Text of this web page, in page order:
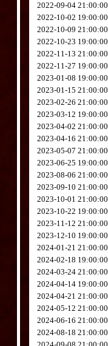
2022-09-04 21:00:00
2022-10-02 19:00:00
2022-10-09 21:00:00
2022-10-23 19:00:00
2022-11-13 21:00:00
2022-11-27 19:00:00
2023-01-08 19:00:00
2023-01-15 21:00:00
2023-02-26 21:00:00
2023-03-12 19:00:00
2023-04-02 21:00:00
2023-04-16 21:00:00
2023-05-07 21:00:00
2023-06-25 19:00:00
2023-08-06 21:00:00
2023-09-10 21:00:00
2023-10-01 21:00:00
2023-10-22 19:00:00
2023-11-12 21:00:00
2023-12-10 19:00:00
2024-01-21 21:00:00
2024-02-18 19:00:00
2024-03-24 21:00:00
2024-04-14 19:00:00
2024-04-21 21:00:00
2024-05-12 21:00:00
2024-06-16 21:00:00
2024-08-18 21:00:00